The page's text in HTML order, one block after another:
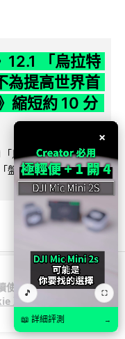
使用
政
12.1 「烏拉特
為提高世界首
縮短約 10 分
烏拉特克的詛咒」將
盤蛇島」、地城「毒牙
×
🎵 ⛶
📖 詳細評測 →